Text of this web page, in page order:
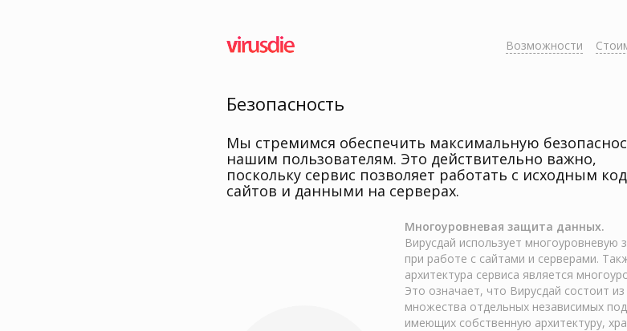
Возможности
Безопасность
Мы стремимся обеспечить максимальную
нашим пользователям. Это действительно важно,
поскольку сервис позволяет работать с исходным
сайтов и данными на серверах.
Многоуровневая защита данных.
Вирусдай использует многоуровневую
при работе с сайтами и серверами.
архитектура сервиса является
Это означает, что Вирусдай состоит из
множества отдельных независимых
имеющих собственную архитектуру,